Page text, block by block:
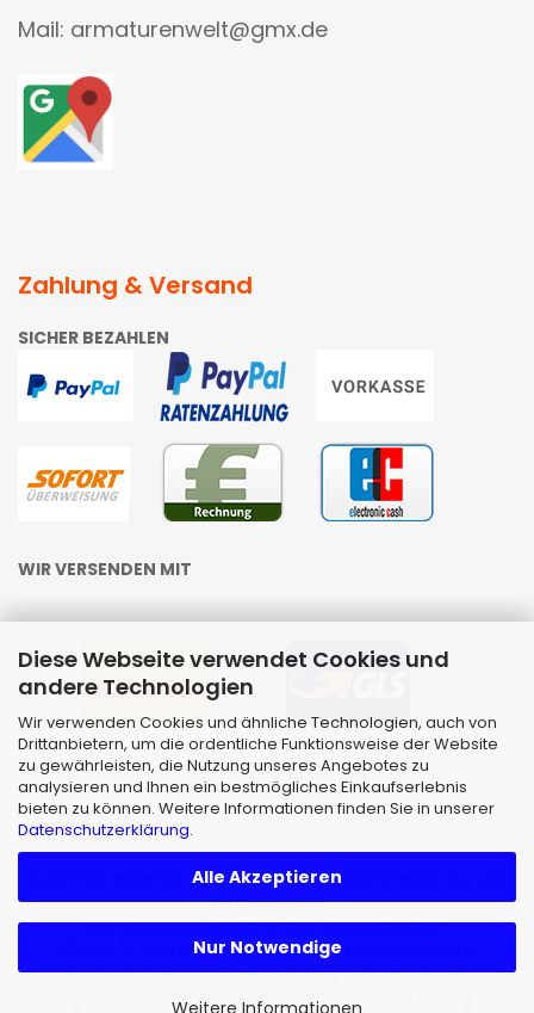
Diese Webseite verwendet Cookies und
andere Technologien
Wir verwenden Cookies und ähnliche Technologien, auch von
Drittanbietern, um die ordentliche Funktionsweise der Website
zu gewährleisten, die Nutzung unseres Angebotes zu
analysieren und Ihnen ein bestmögliches Einkaufserlebnis
bieten zu können. Weitere Informationen finden Sie in unserer
Datenschutzerklärung.
Alle Akzeptieren
Nur Notwendige
Weitere Informationen
Mail: armaturenwelt@gmx.de
Zahlung & Versand
SICHER BEZAHLEN
WIR VERSENDEN MIT
mit Gambio.de © 2026 | Template von
JungCreative.
Alle Preise inkl. MwSt. & zzgl. Versandkosten
Alle Markennamen, Warenzeichen sowie sämtliche
Produktbilder sind Eigentum Ihrer rechtmäßigen
Eigentümer und dienen hier nur der Beschreibung.